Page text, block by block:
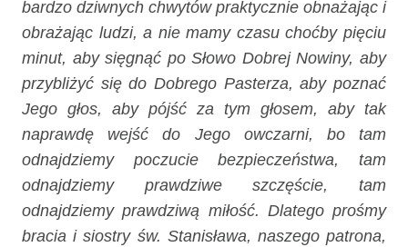
bardzo dziwnych chwytów praktycznie obnażając i
obrażając ludzi, a nie mamy czasu choćby pięciu
minut, aby sięgnąć po Słowo Dobrej Nowiny, aby
przybliżyć się do Dobrego Pasterza, aby poznać
Jego głos, aby pójść za tym głosem, aby tak
naprawdę wejść do Jego owczarni, bo tam
odnajdziemy poczucie bezpieczeństwa, tam
odnajdziemy prawdziwe szczęście, tam
odnajdziemy prawdziwą miłość. Dlatego prośmy
bracia i siostry św. Stanisława, naszego patrona,